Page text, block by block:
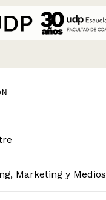
Marketing y Medios